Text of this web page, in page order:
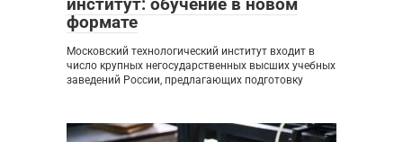
формате
Московский технологический институт входит в
число крупных негосударственных высших учебных
заведений России, предлагающих подготовку